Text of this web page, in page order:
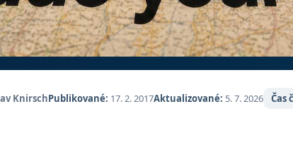
KnirschPublikované: 17. 2. 2017Aktualizované: 5. 7. 2026 Čas